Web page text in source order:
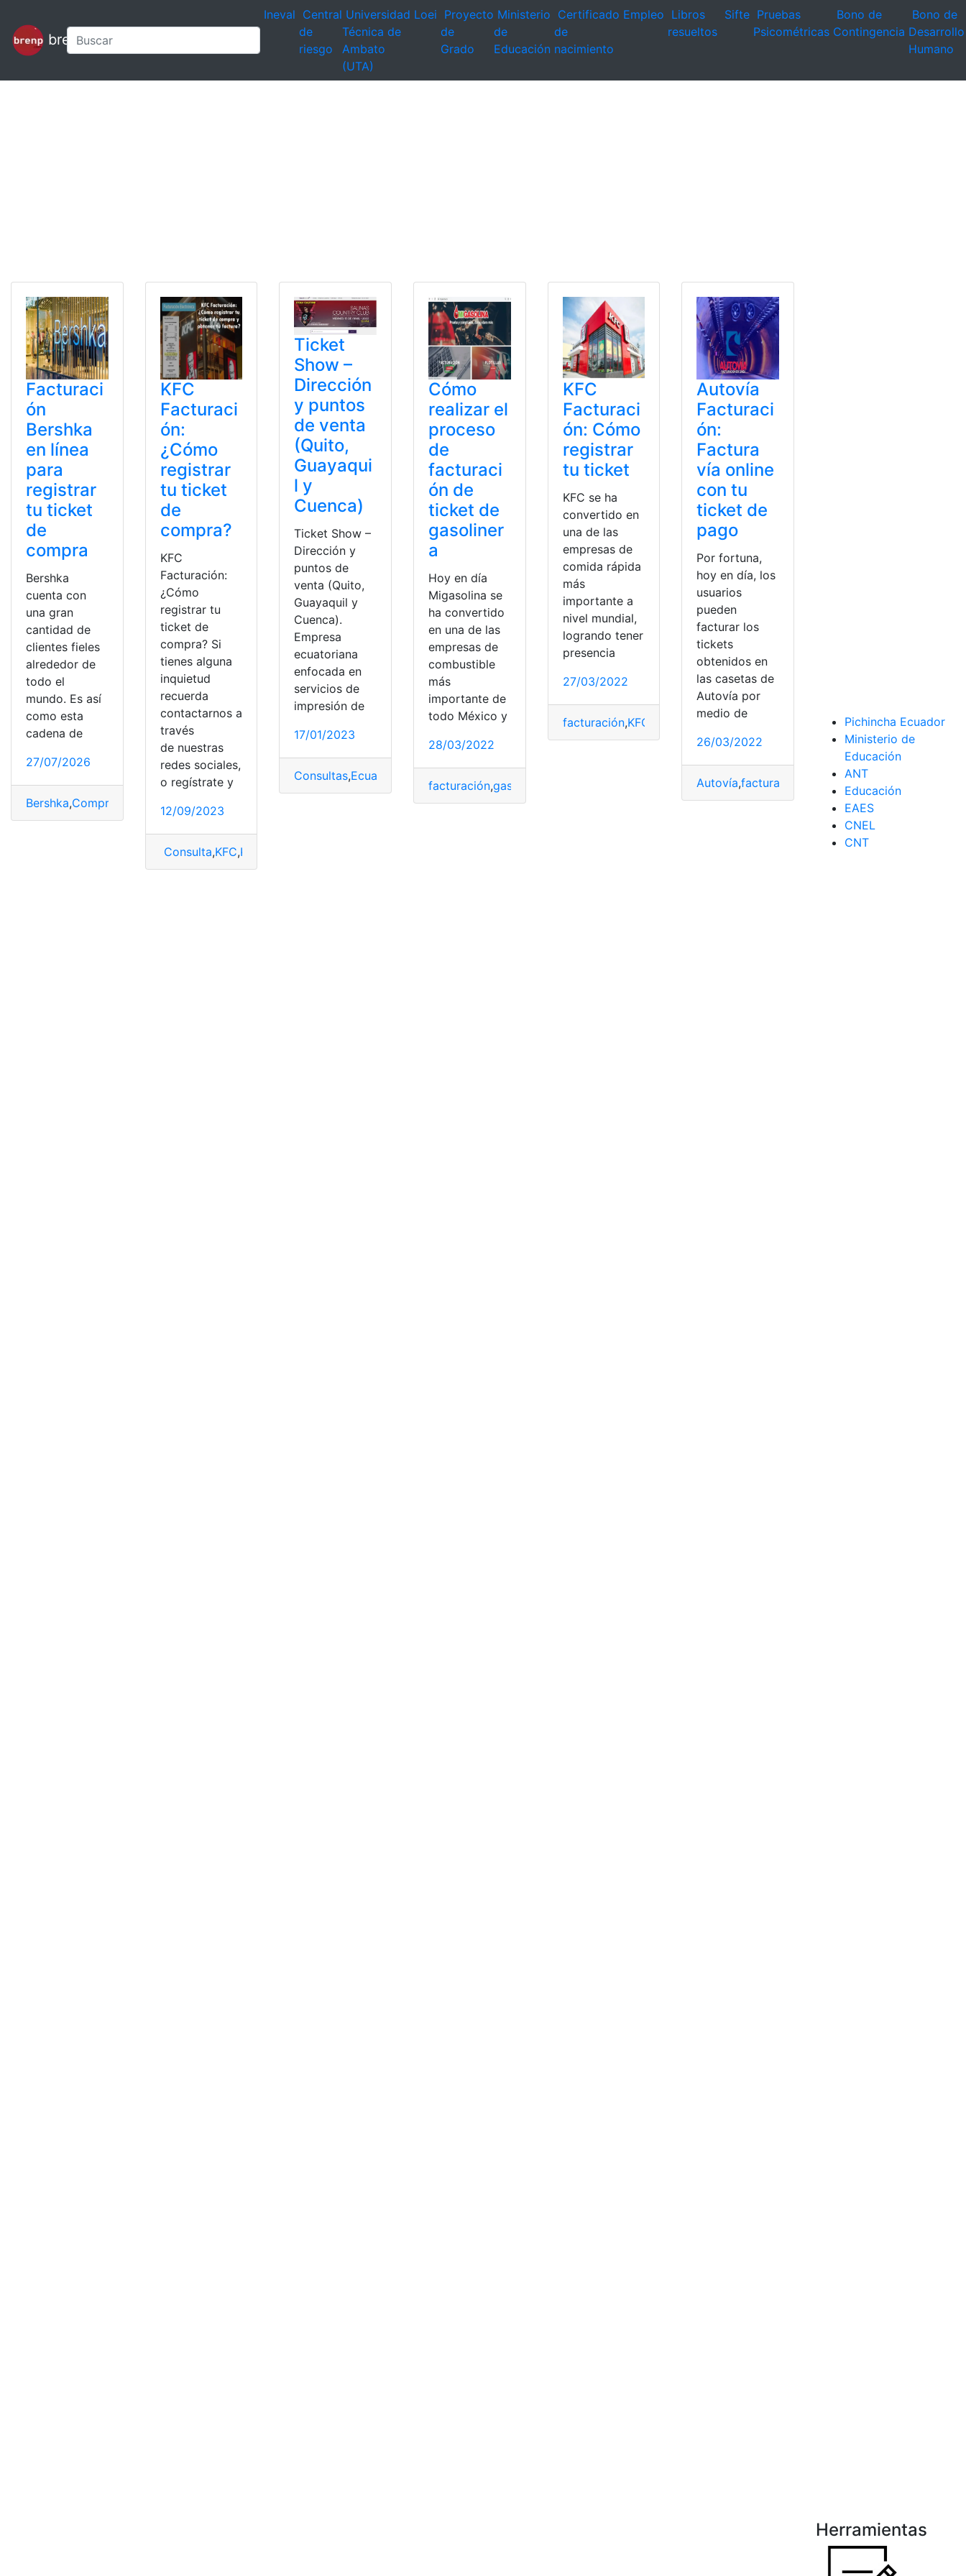
brenp
Ineval Central
de
riesgo
Universidad
Técnica de
Ambato
(UTA)
Loei Proyecto
de
Grado
Ministerio
de
Educación
Certificado
de
nacimiento
Empleo Libros
resueltos
Sifte Pruebas
Psicométricas
Bono de
Contingencia
Bono de
Desarrollo
Humano
Facturaci
ón
Bershka
en línea
para
registrar
tu ticket
de
compra
Bershka
cuenta con
una gran
cantidad de
clientes fieles
alrededor de
todo el
mundo. Es así
como esta
cadena de
27/07/2026
Bershka,Comprar facturación Noticias
KFC
Facturaci
ón:
¿Cómo
registrar
tu ticket
de
compra?
KFC
Facturación:
¿Cómo
registrar tu
ticket de
compra? Si
tienes alguna
inquietud
recuerda
contactarnos a
través
de nuestras
redes sociales,
o regístrate y
12/09/2023
Consulta,KFC,KFC facturación
Ticket
Show –
Dirección
y puntos
de venta
(Quito,
Guayaqui
l y
Cuenca)
Ticket Show –
Dirección y
puntos de
venta (Quito,
Guayaquil y
Cuenca).
Empresa
ecuatoriana
enfocada en
servicios de
impresión de
17/01/2023
Consultas,Ecuador
Cómo
realizar el
proceso
de
facturaci
ón de
ticket de
gasoliner
a
Hoy en día
Migasolina se
ha convertido
en una de las
empresas de
combustible
más
importante de
todo México y
28/03/2022
facturación,gasolinera
KFC
Facturaci
ón: Cómo
registrar
tu ticket
KFC se ha
convertido en
una de las
empresas de
comida rápida
más
importante a
nivel mundial,
logrando tener
presencia
27/03/2022
facturación,KFC Mundial,registrar
Autovía
Facturaci
ón:
Factura
vía online
con tu
ticket de
pago
Por fortuna,
hoy en día, los
usuarios
pueden
facturar los
tickets
obtenidos en
las casetas de
Autovía por
medio de
26/03/2022
Autovía,facturación México, pago Ticket
Pichincha Ecuador
Ministerio de
Educación
ANT
Educación
EAES
CNEL
CNT
Herramientas